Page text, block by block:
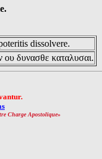
dissolvere.
ου δυνασθε καταλυσαι.
Charge Apostolique»